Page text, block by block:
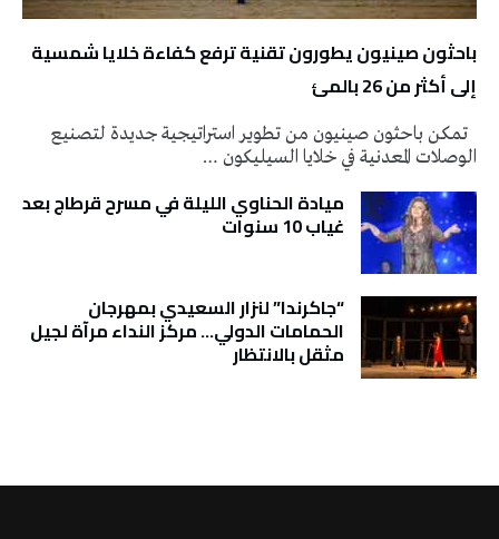
باحثون صينيون يطورون تقنية ترفع كفاءة خلايا شمسية
إلى أكثر من 26 بالمئ
تمكن باحثون صينيون من تطوير استراتيجية جديدة لتصنيع
الوصلات المعدنية في خلايا السيليكون …
ميادة الحناوي الليلة في مسرح قرطاج بعد
غياب 10 سنوات
“جاكرندا” لنزار السعيدي بمهرجان
الحمامات الدولي… مركز النداء مرآة لجيل
مثقل بالانتظار